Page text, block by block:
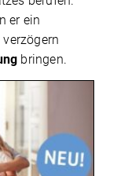
er ein
bringen.